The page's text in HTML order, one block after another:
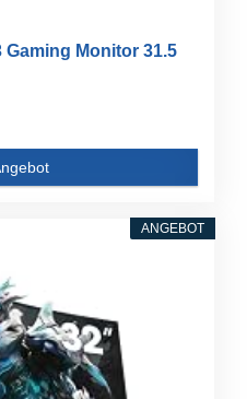
Gaming Monitor 31.5
ANGEBOT